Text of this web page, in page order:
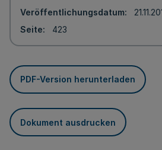
Veröffentlichungsdatum
Seite
423
PDF-Version herunterladen
Dokument ausdrucken